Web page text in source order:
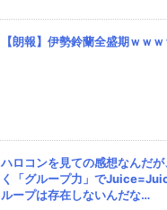
【朗報】伊勢鈴蘭全盛期ｗｗ
ハロコンを見ての感想なんだ
く「グループ力」で
ループは存在しないんだな…